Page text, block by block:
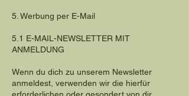
5. Werbung per E-Mail
5.1 E-MAIL-NEWSLETTER MIT
ANMELDUNG
Wenn du dich zu unserem Newsletter
anmeldest, verwenden wir die hierfür